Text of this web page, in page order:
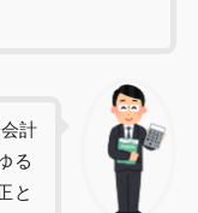
計
る
と